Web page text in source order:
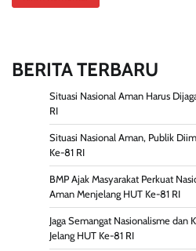
BERITA TERBARU
Situasi Nasional Aman Harus
RI
Situasi Nasional Aman, Publik
Ke-81 RI
BMP Ajak Masyarakat Perkuat
Aman Menjelang HUT Ke-81 RI
Jaga Semangat Nasionalisme dan
Jelang HUT Ke-81 RI